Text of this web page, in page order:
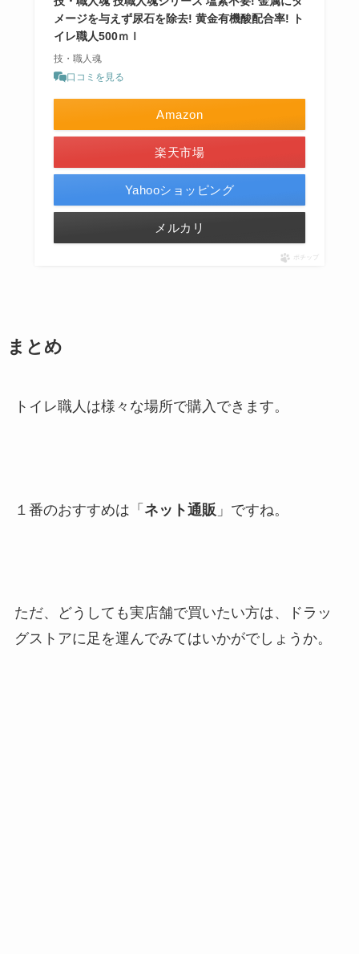
メージを与えず尿石を除去! 黄金有機酸配合率! ト
イレ職人500ｍｌ
技・職人魂
口コミを見る
Amazon
楽天市場
Yahooショッピング
メルカリ
ポチップ
まとめ
トイレ職人は様々な場所で購入できます。
１番のおすすめは「 ネット通販 」ですね。
ただ、どうしても実店舗で買いたい方は、ドラッ
グストアに足を運んでみてはいかがでしょうか。